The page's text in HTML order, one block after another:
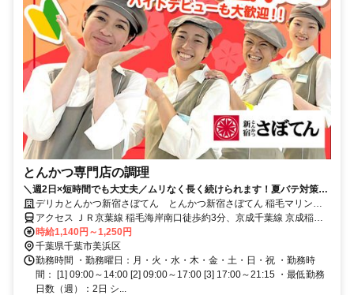
とんかつ専門店の調理
＼週2日×短時間でも大丈夫／ムリなく長く続けられます！夏バテ対策に
も効果的な"とんかつ"の割引も◎
デリカとんかつ新宿さぼてん とんかつ新宿さぼてん 稲毛マリンピ
ア店GH
アクセス ＪＲ京葉線 稲毛海岸南口徒歩約3分、京成千葉線 京成稲毛
徒歩約23分、ＪＲ京葉線 検見川浜南口徒歩約25分 JR京葉線、稲毛海
岸駅徒歩1分
時給1,140円～1,250円
千葉県千葉市美浜区
勤務時間 ・勤務曜日：月・火・水・木・金・土・日・祝 ・勤務時
間： [1] 09:00～14:00 [2] 09:00～17:00 [3] 17:00～21:15 ・最低勤務
日数（週）：2日 シ...